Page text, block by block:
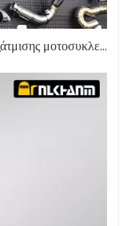
Ο πλήρης οδηγός για τα συστήματα εξάτμισης μοτοσυκλετών